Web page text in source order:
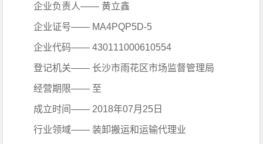
企业负责人—— 黄立鑫
企业证号—— MA4PQP5D-5
企业代码—— 430111000610554
登记机关—— 长沙市雨花区市场监督管理局
经营期限—— 至
成立时间—— 2018年07月25日
行业领域—— 装卸搬运和运输代理业